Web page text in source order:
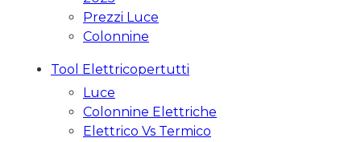
Prezzi Luce
Colonnine
Tool Elettricopertutti
Luce
Colonnine Elettriche
Elettrico Vs Termico